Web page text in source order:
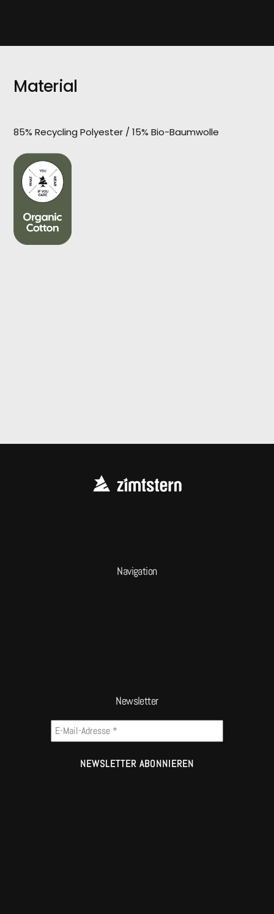
Material
85% Recycling Polyester / 15% Bio-Baumwolle
Navigation
Newsletter